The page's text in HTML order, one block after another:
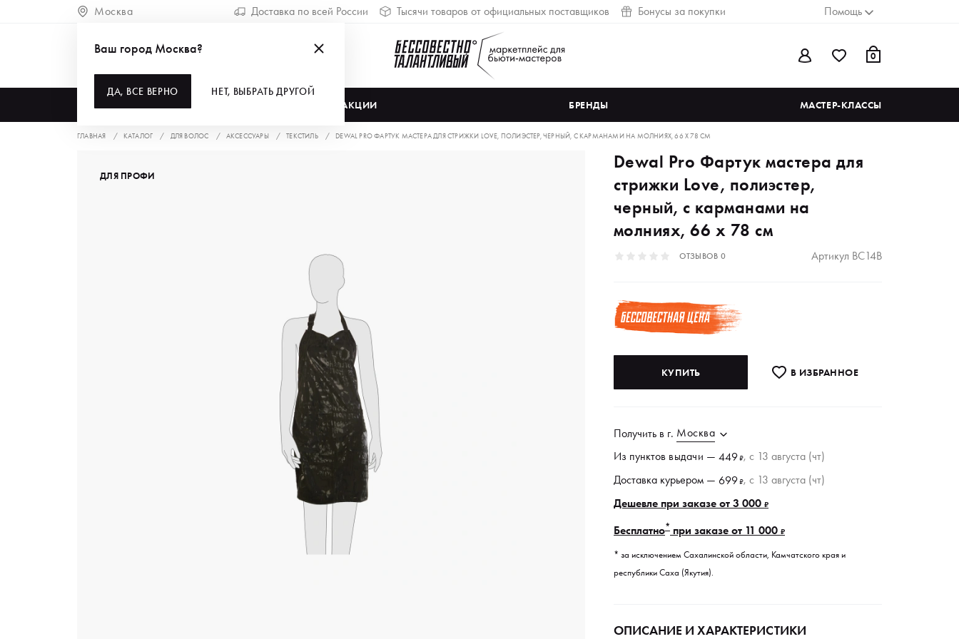
Москва Доставка по всей России Тысячи товаров от официальных поставщиков Бонусы за покупки Помощь
0
АКЦИИ БРЕНДЫ МАСТЕР-КЛАССЫ
Ваш город Москва?
ДА, ВСЕ ВЕРНО НЕТ, ВЫБРАТЬ ДРУГОЙ
ГЛАВНАЯ КАТАЛОГ ДЛЯ ВОЛОС АКСЕССУАРЫ ТЕКСТИЛЬ DEWAL PRO ФАРТУК МАСТЕРА ДЛЯ СТРИЖКИ LOVE, ПОЛИЭСТЕР, ЧЕРНЫЙ, С КАРМАНАМИ НА МОЛНИЯХ, 66 X 78 СМ
ДЛЯ ПРОФИ
Dewal Pro Фартук мастера для
стрижки Love, полиэстер,
черный, с карманами на
молниях, 66 x 78 см
ОТЗЫВОВ 0 Артикул BC14B
КУПИТЬ В ИЗБРАННОE
Получить в г. Москва
Из пунктов выдачи —449₽, c 13 августа (чт)
Доставка курьером —699₽, c 13 августа (чт)
Дешевле при заказе от 3 000₽
Бесплатно* при заказе от 11 000₽
* за исключением Сахалинской области, Камчатского края и
республики Саха (Якутия).
ОПИСАНИЕ И ХАРАКТЕРИСТИКИ